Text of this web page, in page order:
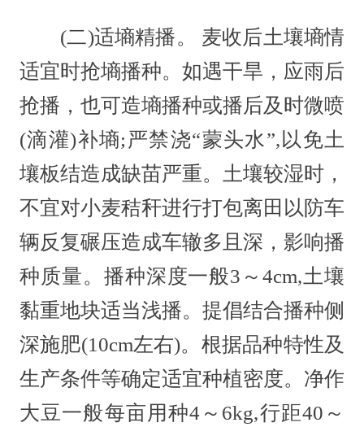
(二)适墒精播。 麦收后土壤墒情
适宜时抢墒播种。如遇干旱，应雨后
抢播，也可造墒播种或播后及时微喷
(滴灌)补墒;严禁浇“蒙头水”,以免土
壤板结造成缺苗严重。土壤较湿时，
不宜对小麦秸秆进行打包离田以防车
辆反复碾压造成车辙多且深，影响播
种质量。播种深度一般3～4cm,土壤
黏重地块适当浅播。提倡结合播种侧
深施肥(10cm左右)。根据品种特性及
生产条件等确定适宜种植密度。净作
大豆一般每亩用种4～6kg,行距40～